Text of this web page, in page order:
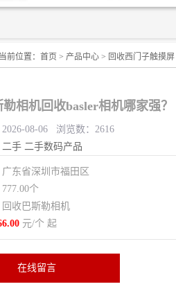
当前位置： 首页 > 产品中心 > 回收西门子触摸屏
勒相机回收basler相机哪家强？
2026-08-06 浏览数：2616
二手 二手数码产品
东省深圳市福田区
个
收巴斯勒相机
元/个 起
在线留言